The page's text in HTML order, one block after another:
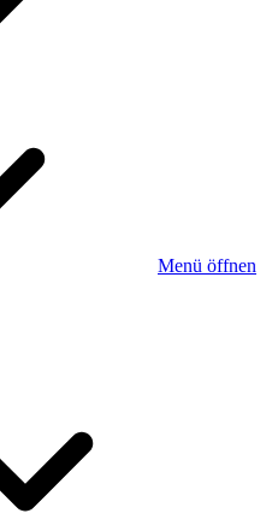
Menü öffnen